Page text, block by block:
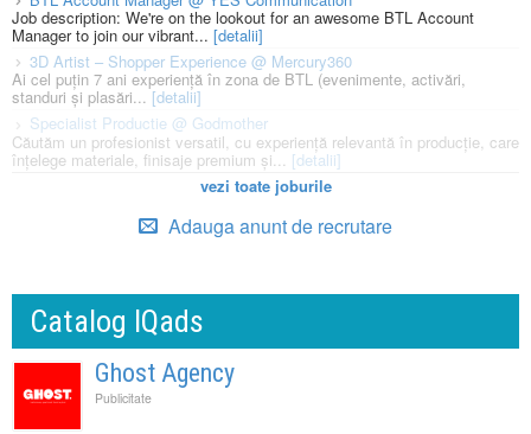
Job description: We're on the lookout for an awesome BTL Account
Manager to join our vibrant... [detalii]
3D Artist – Shopper Experience @ Mercury360
Ai cel puțin 7 ani experiență în zona de BTL (evenimente, activări,
standuri și plasări... [detalii]
Specialist Productie @ Godmother
Căutăm un profesionist versatil, cu experiență relevantă în producție, care
înțelege materiale, finisaje premium și... [detalii]
vezi toate joburile
Adauga anunt de recrutare
Catalog IQads
Ghost Agency
Publicitate